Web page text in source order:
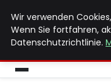
MAX
Wir verwenden
Wenn Sie fortfahren,
Datenschutzrichtlinie.